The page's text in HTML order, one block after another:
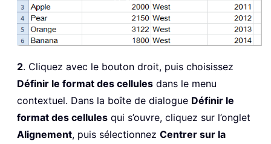
2. Cliquez avec le bouton droit, puis choisissez
Définir le format des cellules dans le menu
contextuel. Dans la boîte de dialogue Définir le
format des cellules qui s’ouvre, cliquez sur l’onglet
Alignement, puis sélectionnez Centrer sur la